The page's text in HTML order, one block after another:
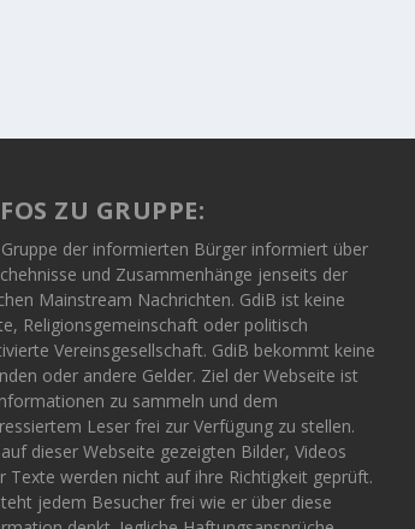
ZU GRUPPE:
der informierten Bürger informiert über
und Zusammenhänge jenseits der
Mainstream Nachrichten. GdiB ist keine
Religionsgemeinschaft oder politisch
Vereinsgesellschaft. GdiB bekommt keine
oder andere Gelder. Ziel der Webseite ist
zu sammeln und dem
Leser frei zur Verfügung zu stellen.
dieser Webseite gezeigten Bilder, Videos
Texte werden nicht auf ihre Richtigkeit geprüft.
jedem Besucher frei wie er über diese